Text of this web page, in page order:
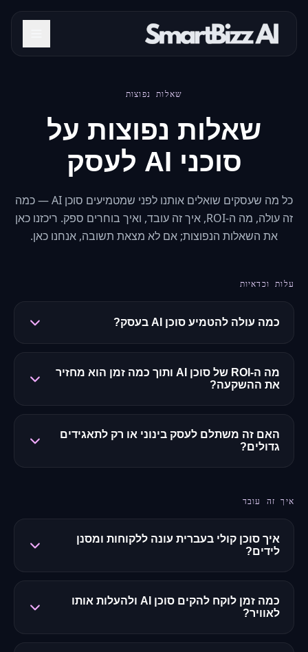
שאלות נפוצות
שאלות נפוצות על
סוכני AI לעסק
כל מה שעסקים שואלים אותנו לפני שמטמיעים סוכן AI — כמה
זה עולה, מה ה-ROI, איך זה עובד, ואיך בוחרים ספק. ריכזנו כאן
את השאלות הנפוצות; אם לא מצאת תשובה, אנחנו כאן.
עלות וכדאיות
כמה עולה להטמיע סוכן AI בעסק?
מה ה-ROI של סוכן AI ותוך כמה זמן הוא מחזיר
את ההשקעה?
האם זה משתלם לעסק בינוני או רק לתאגידים
גדולים?
איך זה עובד
איך סוכן קולי בעברית עונה ללקוחות ומסנן
לידים?
כמה זמן לוקח להקים סוכן AI ולהעלות אותו
לאוויר?